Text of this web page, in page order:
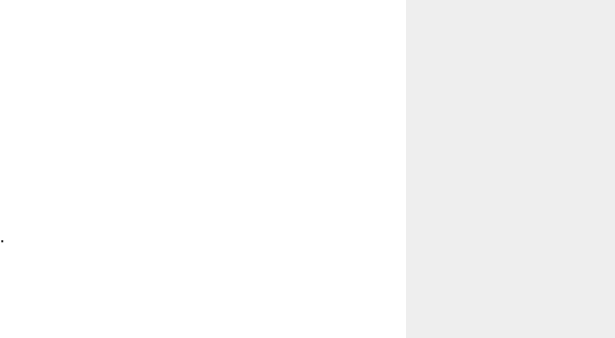
.